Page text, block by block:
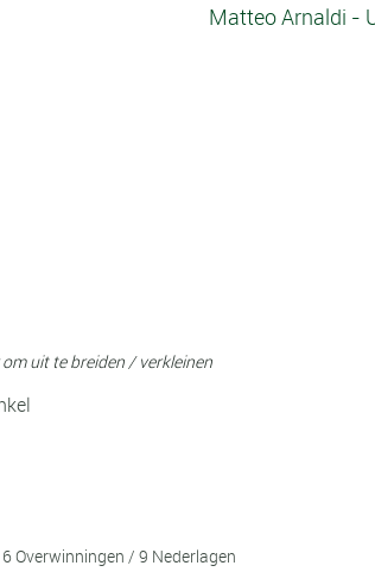
Matteo Arnaldi -
uit te breiden / verkleinen
Overwinningen / 9 Nederlagen